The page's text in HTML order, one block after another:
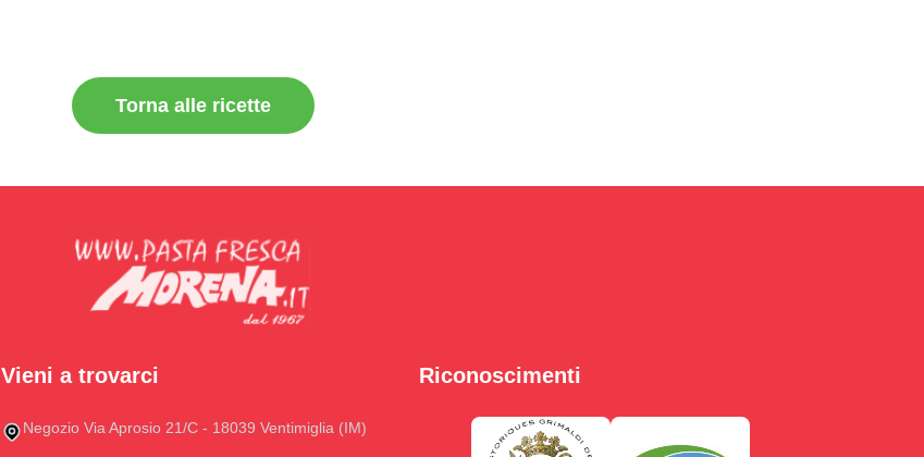
Torna alle ricette
Vieni a trovarci
Negozio Via Aprosio 21/C - 18039 Ventimiglia (IM)
Riconoscimenti